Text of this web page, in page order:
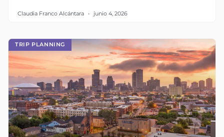
Claudia Franco Alcántara junio 4, 2026
TRIP PLANNING